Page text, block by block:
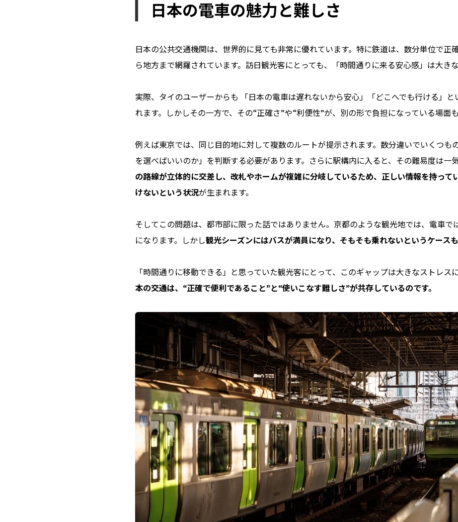
日本の電車の魅力と難しさ
日本の公共交通機関は、世界的に見ても非常に優れています。特に鉄道は、数分単位で正
ら地方まで網羅されています。訪日観光客にとっても、「時間通りに来る安心感」は大きな
実際、タイのユーザーからも 「日本の電車は遅れないから安心」「どこへでも行ける」
れます。しかしその一方で、その“正確さ”や“利便性”が、別の形で負担になっている場面
例えば東京では、同じ目的地に対して複数のルートが提示されます。数分違いでいくつも
を選べばいいのか」を判断する必要があります。さらに駅構内に入ると、その難易度は一気
の路線が立体的に交差し、改札やホームが複雑に分岐しているため、正しい情報を持って
けないという状況が生まれます。
そしてこの問題は、都市部に限った話ではありません。京都のような観光地では、電車で
になります。しかし観光シーズンにはバスが満員になり、そもそも乗れないというケース
「時間通りに移動できる」と思っていた観光客にとって、このギャップは大きなストレス
本の交通は、“正確で便利であること”と“使いこなす難しさ”が共存しているのです。